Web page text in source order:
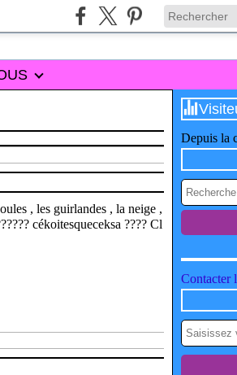
, les guirlandes , la neige ,
cékoitesqueceksa ???? Cl
Depuis la
Contacter